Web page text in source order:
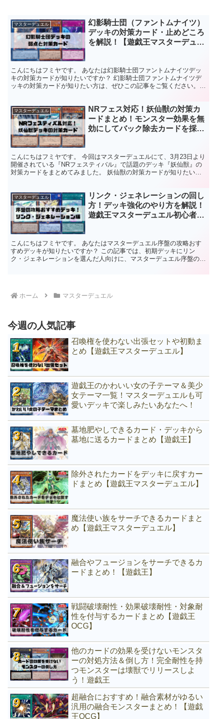
マスターデュエル
幻影騎士団（ファントムナイツ）
デッキの対策カード・止めどころ
を解説！【遊戯王マスターデュエ
こんにちはフミヤです。 あなたは幻影騎士団ファントムナイツデッ
キの対策カードが知りたいですか？ 幻影騎士団ファントムナイツデ
ッキの対策カードが知りたい方は、ぜひこの記事をご覧ください。
マスターデュエル
NRフェス対応！妖仙獣の対策カ
ードまとめ！モンスター効果を無
効にしてバック除去カードを採用
こんにちはフミヤです。 今回はマスターデュエルにて、3月23日より
開催されている『NRフェスティバル』で話題のデッキ『妖仙獣』の
対策カードをまとめてみました。 妖仙獣の対策カードが知りたい方
マスターデュエル
リンク・ジェネレーションの回し
方！デッキ強化のやり方を解説！
遊戯王マスターデュエル初心者向
こんにちはフミヤです。 あなたはマスターデュエル序盤の攻略おす
すめデッキが知りたいですか？ この記事では、初期デッキにリン
ク・ジェネレーションを選んだ人向けに、マスターデュエル序盤の攻
ホーム マスターデュエル
今週の人気記事
召喚権を使わない出張セットや初動ま
とめ【遊戯王マスターデュエル】
遊戯王のかわいい女の子テーマ＆美少
女テーマ一覧！マスターデュエルも可
愛いデッキで楽しみたいあなたへ！
墓地肥やしできるカード・デッキから
墓地に送るカードまとめ【遊戯王】
除外されたカードをデッキに戻すカー
ドまとめ【遊戯王マスターデュエル】
魔法使い族をサーチできるカードまと
め【遊戯王マスターデュエル】
融合やフュージョンをサーチできるカ
ードまとめ！【遊戯王】
戦闘破壊耐性・効果破壊耐性・対象耐
性を付与するカードまとめ【遊戯王
OCG】
他のカードの効果を受けないモンスタ
ーの対処方法＆倒し方！完全耐性を持
つモンスターは壊獣でリリースしよ
う！遊戯王
超融合におすすめ！融合素材がゆるい
汎用の融合モンスターまとめ！【遊戯
王OCG】